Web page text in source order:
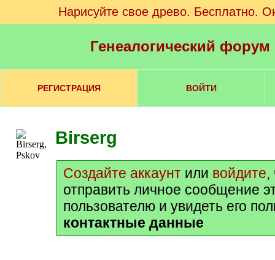
Нарисуйте свое древо. Бесплатно.
Генеалогический
РЕГИСТРАЦИЯ ВОЙТИ
Birserg
Создайте аккаунт или войдите,
отправить личное сообщение
пользователю и увидеть его
контактные данные